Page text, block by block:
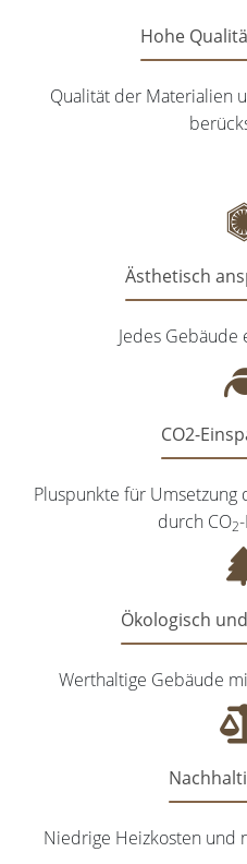
Hohe
Qualität der Materialien
Ästhetisch
Jedes
CO2-
Pluspunkte für
durch CO2
Ökologisch
Werthaltige Gebäude
Niedrige Heizkosten und